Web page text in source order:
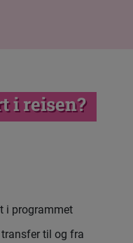
i reisen?
i programmet
til og fra